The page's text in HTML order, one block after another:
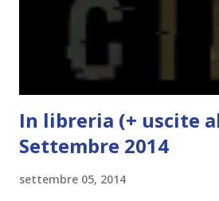
finisce esattamente nel bel mezzo
"mezzo" della storia? Questa storia
In libreria (+ uscite
Settembre 2014
settembre 05, 2014